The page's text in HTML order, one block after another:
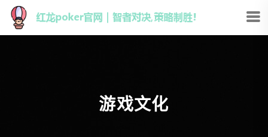
游戏文化